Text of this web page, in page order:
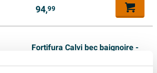
94,99
Fortifura Calvi bec baignoire -